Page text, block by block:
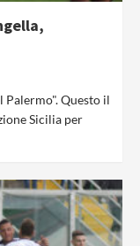
Palermo". Questo il
Sicilia per